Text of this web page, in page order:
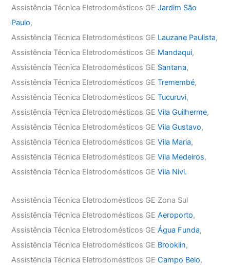
Assistência Técnica Eletrodomésticos GEJardim São
Paulo,
Assistência Técnica Eletrodomésticos GE Lauzane Paulista,
Assistência Técnica Eletrodomésticos GE Mandaqui,
Assistência Técnica Eletrodomésticos GE Santana,
Assistência Técnica Eletrodomésticos GETremembé,
Assistência Técnica Eletrodomésticos GETucuruvi,
Assistência Técnica Eletrodomésticos GEVila Guilherme,
Assistência Técnica Eletrodomésticos GEVila Gustavo,
Assistência Técnica Eletrodomésticos GEVila Maria,
Assistência Técnica Eletrodomésticos GEVila Medeiros,
Assistência Técnica Eletrodomésticos GEVila Nivi.
Assistência Técnica Eletrodomésticos GE Zona Sul
Assistência Técnica Eletrodomésticos GEAeroporto,
Assistência Técnica Eletrodomésticos GEÁgua Funda,
Assistência Técnica Eletrodomésticos GE Brooklin,
Assistência Técnica Eletrodomésticos GECampo Belo,